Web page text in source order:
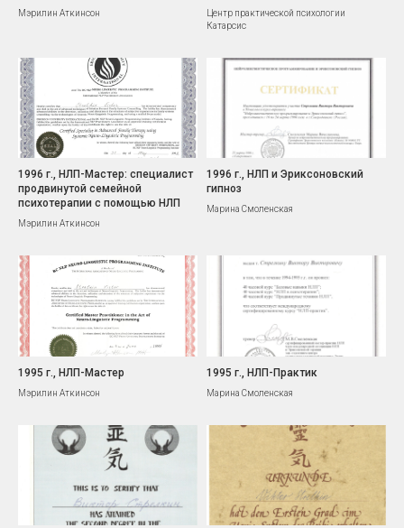
Мэрилин Аткинсон
Центр практической психологии
Катарсис
1996 г., НЛП-Мастер: специалист
продвинутой семейной
психотерапии с помощью НЛП
Мэрилин Аткинсон
1996 г., НЛП и Эриксоновский
гипноз
Марина Смоленская
1995 г., НЛП-Мастер
Мэрилин Аткинсон
1995 г., НЛП-Практик
Марина Смоленская